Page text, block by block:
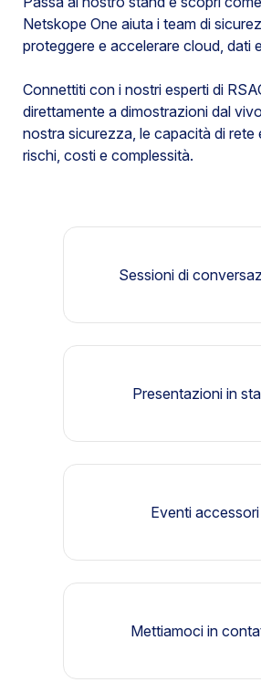
Netskope One aiuta i team di
proteggere e accelerare cloud, dati
Connettiti con i nostri esperti di
direttamente a dimostrazioni dal
nostra sicurezza, le capacità di rete
rischi, costi e complessità.
Sessioni di
Presentazioni in
Eventi accessori
Mettiamoci in